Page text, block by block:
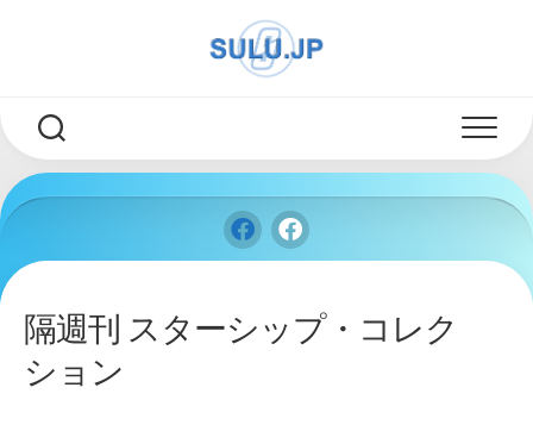
隔週刊 スターシップ・コレク
ション